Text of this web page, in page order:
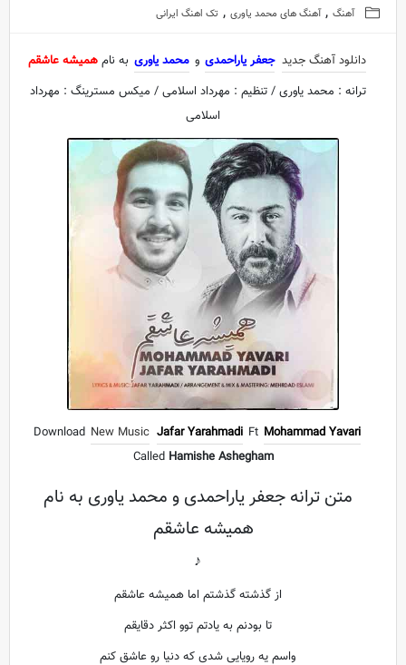
آهنگ , آهنگ های محمد یاوری , تک اهنگ ایرانی
دانلود آهنگ جدید جعفر یاراحمدی و محمد یاوری به نام همیشه عاشقم
ترانه : محمد یاوری / تنظیم : مهرداد اسلامی / میکس مسترینگ : مهرداد
اسلامی
Download New Music Jafar Yarahmadi Ft Mohammad Yavari
Called Hamishe Ashegham
متن ترانه جعفر یاراحمدی و محمد یاوری به نام
همیشه عاشقم
♪
از گذشته گذشتم اما همیشه عاشقم
تا بودنم به یادتم توو اکثر دقایقم
واسم یه رویایی شدی که دنیا رو عاشق کنم